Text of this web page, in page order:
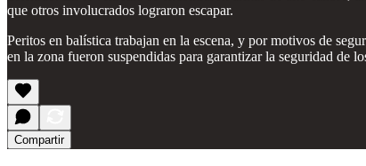
que otros involucrados lograron escapar.
Peritos en balística trabajan en la escena, y por motivos de
en la zona fueron suspendidas para garantizar la seguridad de
Compartir